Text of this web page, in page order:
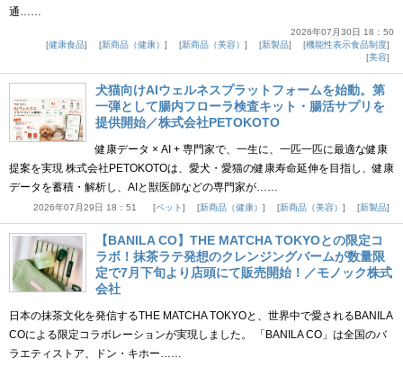
通……
2026年07月30日 18：50
健康食品
新商品（健康） 新商品（美容） 新製品
機能性表示食品制度
美容
犬猫向けAIウェルネスプラットフォームを始動。第
一弾として腸内フローラ検査キット・腸活サプリを
提供開始／株式会社PETOKOTO
健康データ × AI + 専門家で、一生に、一匹一匹に最適な健康
提案を実現 株式会社PETOKOTOは、愛犬・愛猫の健康寿命延伸を目指し、健康
データを蓄積・解析し、AIと獣医師などの専門家が……
2026年07月29日 18：51 ペット 新商品（健康） 新商品（美容） 新製品
【BANILA CO】THE MATCHA TOKYOとの限定コ
ラボ！抹茶ラテ発想のクレンジングバームが数量限
定で7月下旬より店頭にて販売開始！／モノック株式
会社
日本の抹茶文化を発信するTHE MATCHA TOKYOと、世界中で愛されるBANILA
COによる限定コラボレーションが実現しました。 「BANILA CO」は全国のバ
ラエティストア、ドン・キホー……